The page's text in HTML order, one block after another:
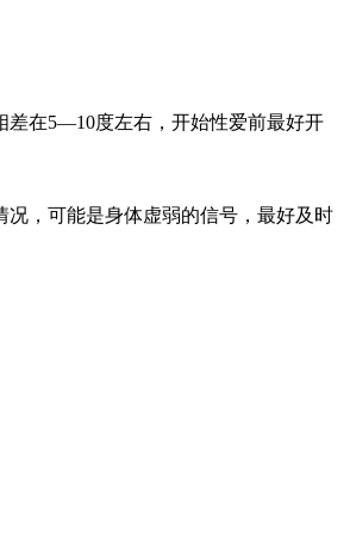
在5—10度左右，开始性爱前最好开
，可能是身体虚弱的信号，最好及时